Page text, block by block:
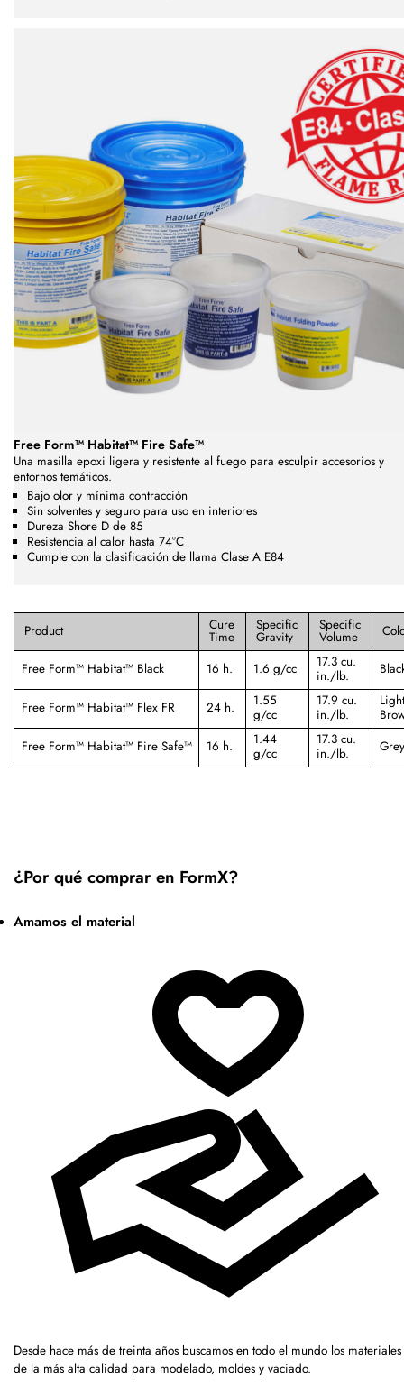
Free Form™ Habitat™ Fire Safe™
Una masilla epoxi ligera y resistente al fuego para esculpir accesorios y
entornos temáticos.
Bajo olor y mínima contracción
Sin solventes y seguro para uso en interiores
Dureza Shore D de 85
Resistencia al calor hasta 74°C
Cumple con la clasificación de llama Clase A E84
Product Cure
Time
Specific
Gravity
Specific
Volume
Free Form™ Habitat™ Black 16 h. 1.6 g/cc
17.3 cu.
in./lb.
Free Form™ Habitat™ Flex FR 24 h.
1.55
g/cc
17.9 cu.
in./lb.
Light
Free Form™ Habitat™ Fire Safe™
16 h.
1.44
g/cc
17.3 cu.
in./lb.
Grey
¿Por qué comprar en FormX?
Amamos el material
Desde hace más de treinta años buscamos en todo el mundo los materiales
de la más alta calidad para modelado, moldes y vaciado.